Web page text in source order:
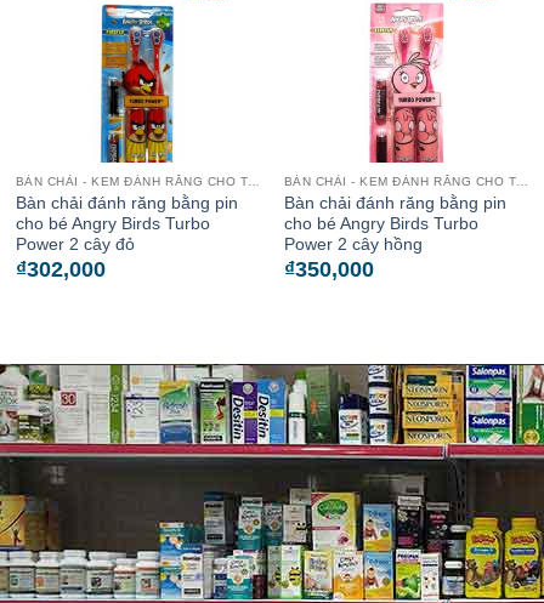
BÀN CHẢI - KEM ĐÁNH RĂNG CHO TRẺ
Bàn chải đánh răng bằng pin
cho bé Angry Birds Turbo
Power 2 cây đỏ
₫302,000
BÀN CHẢI - KEM ĐÁNH RĂNG CHO TRẺ
Bàn chải đánh răng bằng pin
cho bé Angry Birds Turbo
Power 2 cây hồng
₫350,000